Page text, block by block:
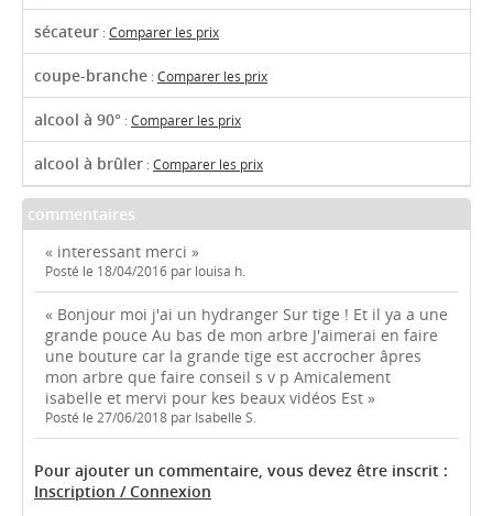
sécateur :Comparer les prix
coupe-branche :Comparer les prix
alcool à 90° :Comparer les prix
alcool à brûler :Comparer les prix
commentaires
« interessant merci »
Posté le 18/04/2016 par louisa h.
« Bonjour moi j'ai un hydranger Sur tige ! Et il ya a une
grande pouce Au bas de mon arbre J'aimerai en faire
une bouture car la grande tige est accrocher âpres
mon arbre que faire conseil s v p Amicalement
isabelle et mervi pour kes beaux vidéos Est »
Posté le 27/06/2018 par Isabelle S.
Pour ajouter un commentaire, vous devez être inscrit :
Inscription / Connexion